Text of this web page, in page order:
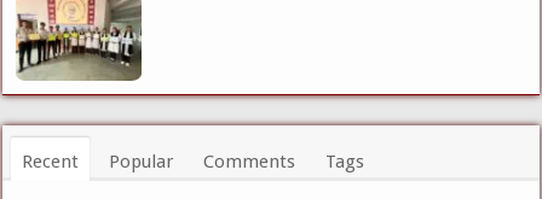
Recent Popular Comments Tags